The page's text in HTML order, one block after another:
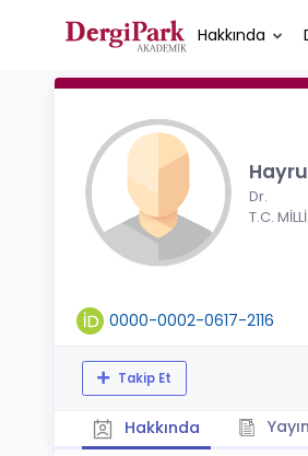
Hakkında
Dr.
T.C.
0000-0002-0617-2116
Takip Et
Hakkında